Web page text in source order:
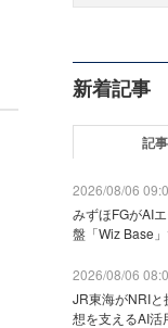
新着記事
記事
2026/08/06
みずほFGがAI
盤「Wiz Base
2026/08/06
JR東海がNRI
想を支えるAI活